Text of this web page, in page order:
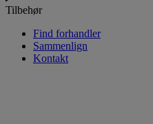
Tilbehør
Find forhandler
Sammenlign
Kontakt